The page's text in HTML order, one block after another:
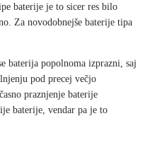
baterije je to sicer res bilo
Za novodobnejše baterije tipa
baterija popolnoma izprazni, saj
pod precej večjo
praznjenje baterije
baterije, vendar pa je to